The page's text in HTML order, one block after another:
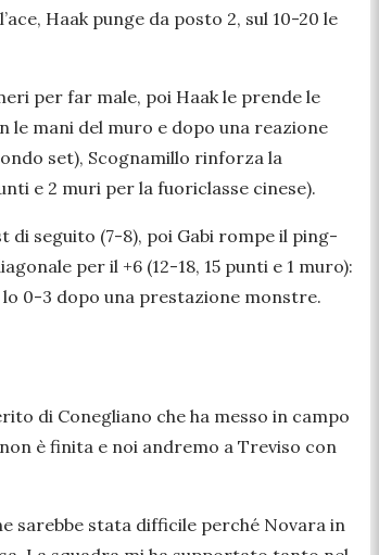
Haak punge da posto 2, sul 10-20 le
per far male, poi Haak le prende le
le mani del muro e dopo una reazione
set), Scognamillo rinforza la
e 2 muri per la fuoriclasse cinese).
di seguito (7-8), poi Gabi rompe il ping-
per il +6 (12-18, 15 punti e 1 muro):
0-3 dopo una prestazione monstre.
di Conegliano che ha messo in campo
è finita e noi andremo a Treviso con
sarebbe stata difficile perché Novara in